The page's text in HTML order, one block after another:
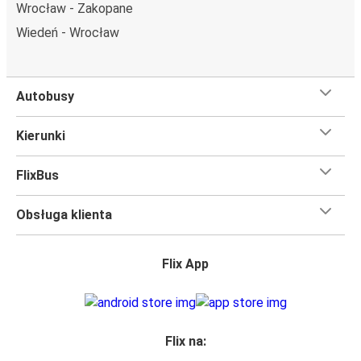
Wystarczy zarezerwować je online w naszej
FlixBusa podczas zakupu biletu, korzystając z jednej z
Wrocław - Zakopane
Wiedeń - Wrocław
Autobusy
Kierunki
FlixBus
Obsługa klienta
Flix App
Flix na: